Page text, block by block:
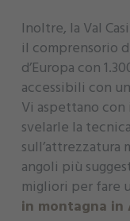
Inoltre, la Val
il comprensorio
d’Europa con
accessibili con
Vi aspettano
svelarle la
sull’attrezzatura
angoli più
migliori per fare
in montagna in